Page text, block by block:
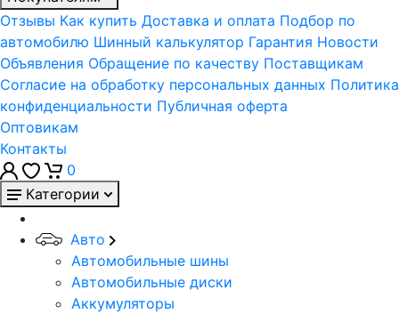
Отзывы Как купить Доставка и оплата Подбор по
автомобилю Шинный калькулятор Гарантия Новости
Объявления Обращение по качеству Поставщикам
Согласие на обработку персональных данных Политика
конфиденциальности Публичная оферта
Оптовикам
Контакты
0
Категории
Авто
Автомобильные шины
Автомобильные диски
Аккумуляторы